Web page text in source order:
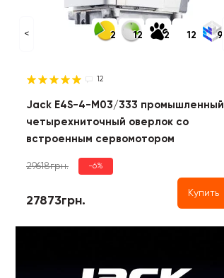
2 12 2 12 9
12
Jack E4S-4-M03/333 промышленный
четырехниточный оверлок со
встроенным сервомотором
29618грн. -6%
27873грн.
Купить
<